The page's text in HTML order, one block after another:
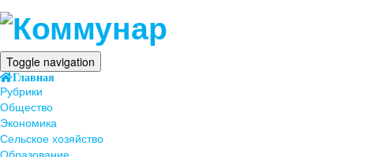
Toggle navigation
Главная
Рубрики
Общество
Экономика
Сельское хозяйство
Образование